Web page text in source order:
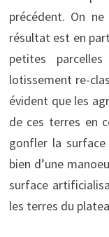
précédent. On
résultat est en
petites
lotissement re-
évident que les
de ces terres en
gonfler la
bien d’une
surface
les terres du